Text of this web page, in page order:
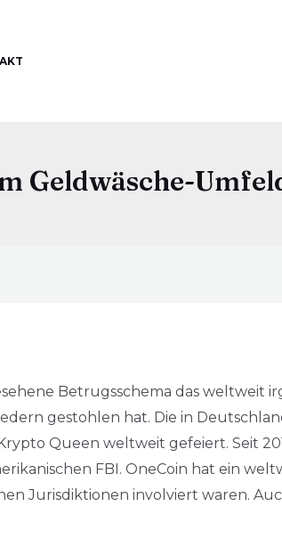
Geldwäsche-
Betrugsschema das weltweit
gestohlen hat. Die in
Queen weltweit gefeiert. Seit
FBI. OneCoin hat ein
Jurisdiktionen involviert waren.